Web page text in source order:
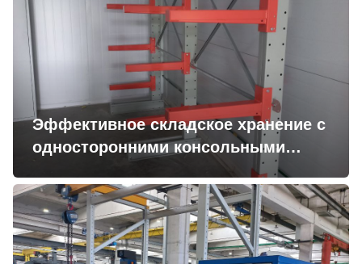
Эффективное складское хранение с
односторонними консольными
стеллажами для производителя
труб